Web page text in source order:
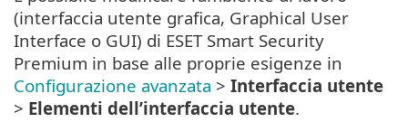
(interfaccia utente grafica, Graphical User
Interface o GUI) di ESET Smart Security
Premium in base alle proprie esigenze in
Configurazione avanzata > Interfaccia utente
> Elementi dell’interfaccia utente.